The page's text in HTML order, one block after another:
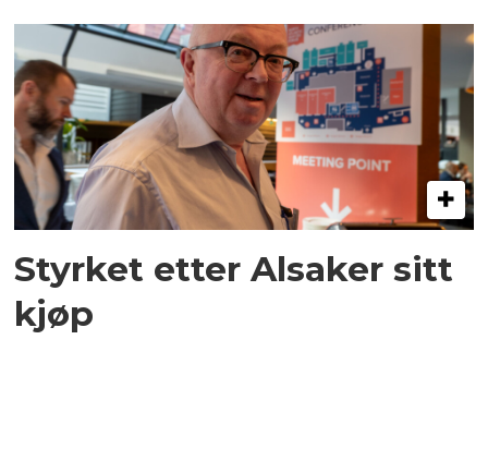
Styrket etter Alsaker sitt
kjøp